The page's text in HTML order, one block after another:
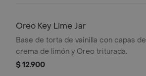
Oreo Key Lime Jar
Base de torta de vainilla con capas de
crema de limón y Oreo triturada.
$ 12.900